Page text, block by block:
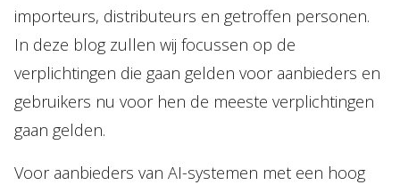
importeurs, distributeurs en getroffen personen.
In deze blog zullen wij focussen op de
verplichtingen die gaan gelden voor aanbieders en
gebruikers nu voor hen de meeste verplichtingen
gaan gelden.
Voor aanbieders van AI-systemen met een hoog